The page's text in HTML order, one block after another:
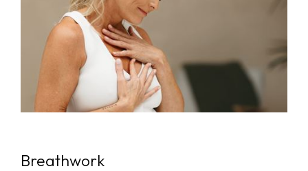
Breathwork